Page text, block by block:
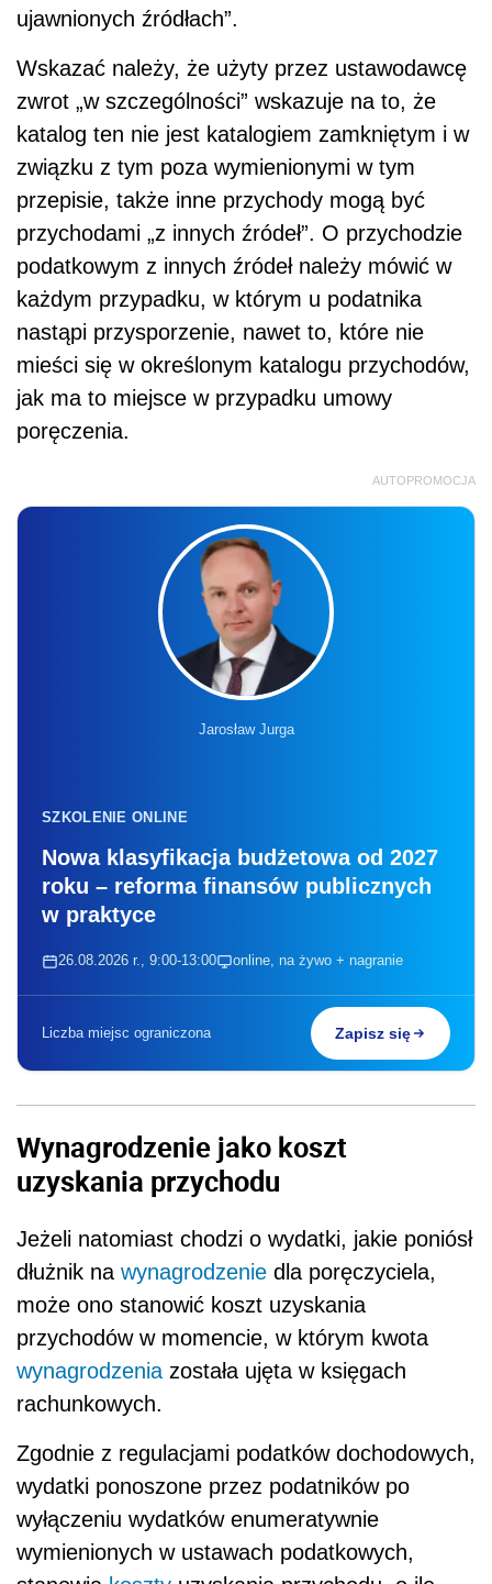
ujawnionych źródłach”.
Wskazać należy, że użyty przez ustawodawcę
zwrot „w szczególności” wskazuje na to, że
katalog ten nie jest katalogiem zamkniętym i w
związku z tym poza wymienionymi w tym
przepisie, także inne przychody mogą być
przychodami „z innych źródeł”. O przychodzie
podatkowym z innych źródeł należy mówić w
każdym przypadku, w którym u podatnika
nastąpi przysporzenie, nawet to, które nie
mieści się w określonym katalogu przychodów,
jak ma to miejsce w przypadku umowy
poręczenia.
AUTOPROMOCJA
Jarosław Jurga
SZKOLENIE ONLINE
Nowa klasyfikacja budżetowa od 2027
roku – reforma finansów publicznych
w praktyce
26.08.2026 r., 9:00-13:00 online, na żywo + nagranie
Liczba miejsc ograniczona Zapisz się
Wynagrodzenie jako koszt
uzyskania przychodu
Jeżeli natomiast chodzi o wydatki, jakie poniósł
dłużnik na wynagrodzenie dla poręczyciela,
może ono stanowić koszt uzyskania
przychodów w momencie, w którym kwota
wynagrodzenia została ujęta w księgach
rachunkowych.
Zgodnie z regulacjami podatków dochodowych,
wydatki ponoszone przez podatników po
wyłączeniu wydatków enumeratywnie
wymienionych w ustawach podatkowych,